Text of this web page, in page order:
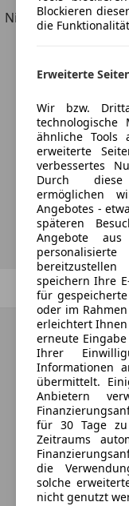
Nicht ganz deine
Möchtest
Fahrzeuge
Zurück
Blockieren
die
Erweiterte
Wir bzw.
ähnliche Tools
erweiterte
verbessertes
Durch diese
ermöglichen
Angebotes -
späteren
Angebote
speichern Ihre
für
oder im
erleichtert
erneute
Ihrer
Informationen
übermittelt.
Anbietern
für 30 Tage
Zeitraums
die
solche
nicht genutzt